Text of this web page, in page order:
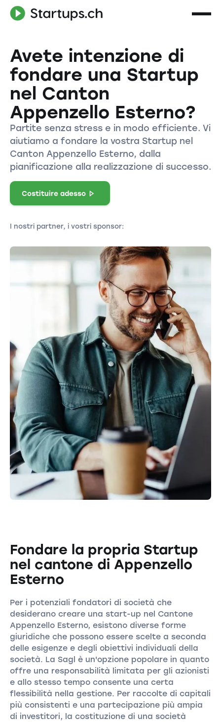
Avete intenzione di
fondare una Startup
nel Canton
Appenzello Esterno?
Partite senza stress e in modo efficiente. Vi
aiutiamo a fondare la vostra Startup nel
Canton Appenzello Esterno, dalla
pianificazione alla realizzazione di successo.
Costituire adesso
I nostri partner, i vostri sponsor:
Fondare la propria Startup
nel cantone di Appenzello
Esterno
Per i potenziali fondatori di società che
desiderano creare una start-up nel Cantone
Appenzello Esterno, esistono diverse forme
giuridiche che possono essere scelte a seconda
delle esigenze e degli obiettivi individuali della
società. La Sagl è un'opzione popolare in quanto
offre una responsabilità limitata per gli azionisti
e allo stesso tempo consente una certa
flessibilità nella gestione. Per raccolte di capitali
più consistenti e una partecipazione più ampia
di investitori, la costituzione di una società